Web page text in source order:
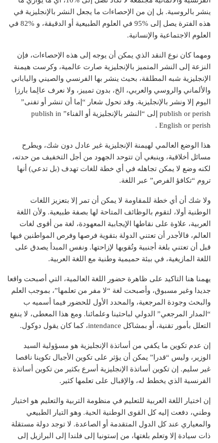
ينشر بالروسية. بل إن من الإحصاءات ما يجعل النشر بالإنجليزية في
هذه الفترة يصل إلى %95 في العلوم الطبيعية أو الدقيقة، و %82 في
العلوم الاجتماعية والإنسانية.
ومهما كان نوع النقد الذي يمكن أن يوجه إلى هذه الإحصاءات، فإن
النزعة إلى النشر المتميز بالإنجليزية صارت عالمية، وكرست هيمنة
الإنجليزية شبه المطلقة، بحيث ينشر بها الفرنسي والصيني والياباني
والألماني والروسي والعربي، الخ، بدون تمييز، ولا نعرف عالِما بارزا
اليوم إلا ونشر بالإنجليزية. وقد تحول شعار “إما أن تنشر أو تفنى”
publish or perish إلى “النشر بالإنجليزية أو الفناء” publish in
English or perish .
هذا الوضع العالمي لهيمنة الإنجليزية غير عادل دون شك، ويطرح
مسائل أخلاقية، وينبغي أن تتوحد الجهود من أجل التخفيف من حدته،
لكنه وضع لا يمكن تجاهله في أي خطة للغات تهدف (بل تدعي) أنها
تروم “تكافؤ الفرص” عبر اللغة.
ولا شك أن أي خطة للمقاومة لا يمكن أن تمر إلا بتعزيز اللغات
الوطنية أولا، لتقوم بالوظائف المتاحة لها بصفة طبيعية. ولأن اللغة
العربية، علاوة على نقاطها الإيجابية المعهودة، لغة من أقوى لغات
العالم، فالأجدر أن تعتني الدولة بتقوية فرصها وفرص المواطنين فيها
قبل أن تعتني بلغة أجنبية وتُقويها لإزاحتها. ونفس المبدأ يصدق على
اللغة المازيغية، في بيئة حميمية وطنية مع اللغة العربية.
يهمنا هنا التاكيد على ظاهرة حضور اللغة العالمية، التي أصبحت واقعا
جديدا وغير مسبوق، وأصبحت لغة “لا مفر من تعلمها”، بموجب العلم
والبحث وجودة المرجعية، والمحدد الأول للحضور فيما أسميه ب
“المدار المرجعي” الدولي لباحثينا وعلمائنا. ومع هذا المعطى، لا ينفع
التعلل بأمور تقنية، أو بمشاكل intendance، كما كان يقول دوكول.
إن عدم تكوين ما يكفي من أساتذة الإنجليزية هو مسؤولية السيد
الوزير، وليس “قدرا” يمكن أن يؤثر على تكوين الأجيال تكوينا ناقصا
غير سليم. إن تكوين أساتذة الإنجليزية أسرع بكثير من تكوين أساتذة
الفرنسية الذي يخطط له، والإقبال على تعلمها كثير.
إن اختيار اللغة العربية للتعليم في منظومة التربية والتعليم هو اختيار
وطني، دفعت إليه كل القوى الوطنية الحية. وهو التيار الطبيعي
والمعياري عند كل الدول المتقدمة أو الصاعدة. لا توجد دولة مستقلة
ذات سيادة إلا وتعلم بلغتها، من إستونيا إلى فلندا إلى البرازيل إلى